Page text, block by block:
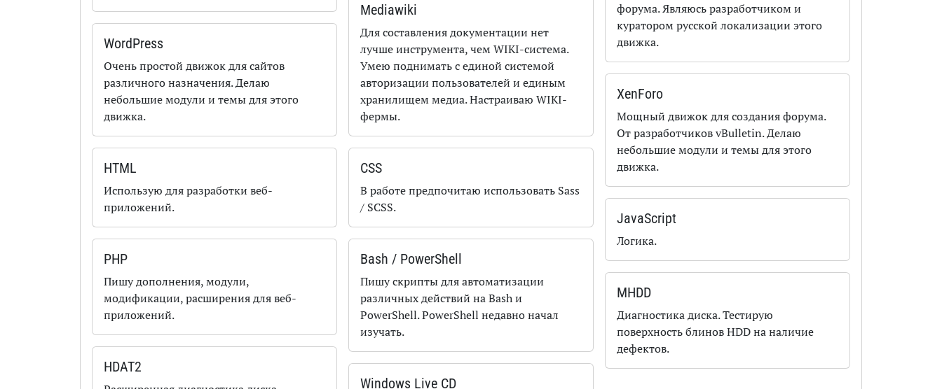
форума. Являюсь разработчиком и
куратором русской локализации этого
движка.
Mediawiki
Для составления документации нет
лучше инструмента, чем WIKI-система.
Умею поднимать с единой системой
авторизации пользователей и единым
хранилищем медиа. Настраиваю WIKI-
фермы.
WordPress
Очень простой движок для сайтов
различного назначения. Делаю
небольшие модули и темы для этого
движка.
XenForo
Мощный движок для создания форума.
От разработчиков vBulletin. Делаю
небольшие модули и темы для этого
движка.
HTML
Использую для разработки веб-
приложений.
CSS
В работе предпочитаю использовать Sass
/ SCSS.
JavaScript
Логика.
PHP
Пишу дополнения, модули,
модификации, расширения для веб-
приложений.
Bash / PowerShell
Пишу скрипты для автоматизации
различных действий на Bash и
PowerShell. PowerShell недавно начал
изучать.
MHDD
Диагностика диска. Тестирую
поверхность блинов HDD на наличие
дефектов.
HDAT2
Windows Live CD